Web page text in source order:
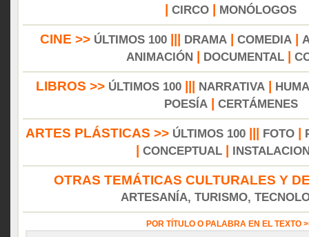
CIRCO MONÓLOGOS
CINE >> ÚLTIMOS 100 DRAMA COMEDIA
ANIMACIÓN
DOCUMENTAL|
LIBROS >> ÚLTIMOS 100 NARRATIVA
POESÍA| CERTÁMENES
ARTES PLÁSTICAS >> ÚLTIMOS 100 FOTO
CONCEPTUAL
OTRAS TEMÁTICAS CULTURALES Y
ARTESANÍA, TURISMO,
POR TÍTULO O PALABRA EN EL TEXTO